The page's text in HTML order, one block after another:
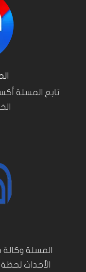
تابع المسلة
المسلة
الأحداث